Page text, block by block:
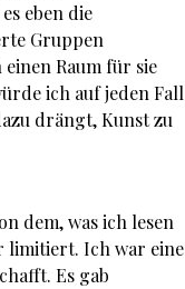
eben die
Gruppen
Raum für sie
ich auf jeden Fall
drängt, Kunst zu
dem, was ich lesen
limitiert. Ich war eine
Es gab